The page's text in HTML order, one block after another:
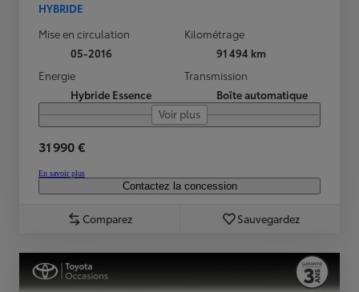
HYBRIDE
Mise en circulation
05-2016
Kilométrage
91 494 km
Energie
Hybride Essence
Transmission
Boîte automatique
Voir plus
31 990 €
En savoir plus
Contactez la concession
Comparez Sauvegardez